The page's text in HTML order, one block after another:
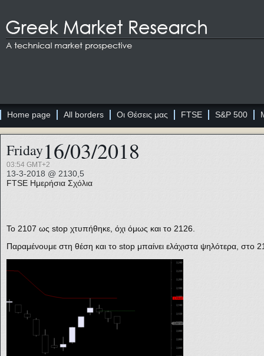
Home page All borders Οι Θέσεις μας FTSE S&P 500
Friday16/03/2018
03:54 GMT+2
13-3-2018 @ 2130,5
FTSE Ημερήσια Σχόλια
Το 2107 ως stop χτυπήθηκε, όχι όμως και το 2126.
Παραμένουμε στη θέση και το stop μπαίνει ελάχιστα ψηλότερα,